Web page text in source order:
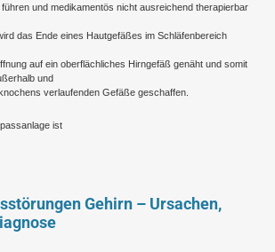
und medikamentös nicht ausreichend therapierbar
das Ende eines Hautgefäßes im Schläfenbereich
auf ein oberflächliches Hirngefäß genäht und somit
und
verlaufenden Gefäße geschaffen.
ist
Gehirn – Ursachen,